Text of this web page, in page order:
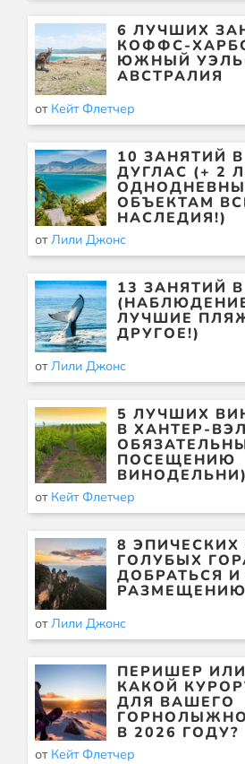
6 ЛУЧШИХ
КОФФС-
ЮЖНЫЙ
АВСТРАЛИЯ
от Кейт Флетчер
10 ЗАНЯТИЙ
ДУГЛАС (+ 2
ОБЪЕКТАМ
НАСЛЕДИЯ!)
отЛили Джонс
13 ЗАНЯТИЙ
ЛУЧШИЕ
ДРУГОЕ!)
отЛили Джонс
5 ЛУЧШИХ
В ХАНТЕР-
ПОСЕЩЕНИЮ
ВИНОДЕЛЬНИ)
от Кейт Флетчер
8 ЭПИЧЕСКИХ
ГОЛУБЫХ
ДОБРАТЬСЯ
отЛили Джонс
ПЕРИШЕР
КАКОЙ
ДЛЯ ВАШЕГО
В 2026 ГОДУ?
от Кейт Флетчер